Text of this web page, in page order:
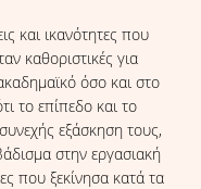
και ικανότητες που
καθοριστικές για
όσο και στο
το επίπεδο και το
εξάσκηση τους,
στην εργασιακή
που ξεκίνησα κατά τα